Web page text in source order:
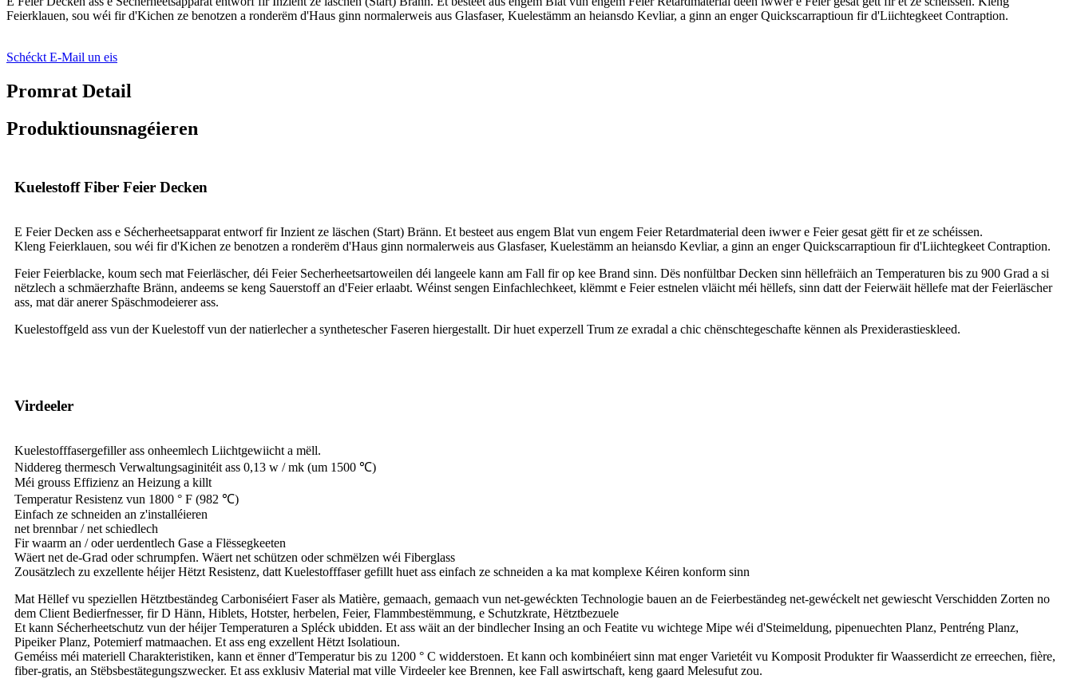
Feierklauen, sou wéi fir d'Kichen ze benotzen a ronderëm d'Haus ginn normalerweis aus Glasfaser, Kuelestämm an heiansdo Kevliar, a ginn an enger Quickscarraptioun fir d'Liichtegkeet Contraption.
Schéckt E-Mail un eis
Promrat Detail
Produktiounsnagéieren
Kuelestoff Fiber Feier Decken
E Feier Decken ass e Sécherheetsapparat entworf fir Inzient ze läschen (Start) Bränn. Et besteet aus engem Blat vun engem Feier Retardmaterial deen iwwer e Feier gesat gëtt fir et ze schéissen.
Kleng Feierklauen, sou wéi fir d'Kichen ze benotzen a ronderëm d'Haus ginn normalerweis aus Glasfaser, Kuelestämm an heiansdo Kevliar, a ginn an enger Quickscarraptioun fir d'Liichtegkeet Contraption.
Feier Feierblacke, koum sech mat Feierläscher, déi Feier Secherheetsartoweilen déi langeele kann am Fall fir op kee Brand sinn. Dës nonfültbar Decken sinn hëllefräich an Temperaturen bis zu 900 Grad a si
nëtzlech a schmäerzhafte Bränn, andeems se keng Sauerstoff an d'Feier erlaabt. Wéinst sengen Einfachlechkeet, klëmmt e Feier estnelen vläicht méi hëllefs, sinn datt der Feierwäit hëllefe mat der Feierläscher
ass, mat där anerer Späschmodeierer ass.
Kuelestoffgeld ass vun der Kuelestoff vun der natierlecher a synthetescher Faseren hiergestallt. Dir huet experzell Trum ze exradal a chic chënschtegeschafte kënnen als Prexiderastieskleed.
Virdeeler
Kuelestofffasergefiller ass onheemlech Liichtgewiicht a mëll.
Niddereg thermesch Verwaltungsaginitéit ass 0,13 w / mk (um 1500 ℃)
Méi grouss Effizienz an Heizung a killt
Temperatur Resistenz vun 1800 ° F (982 ℃)
Einfach ze schneiden an z'installéieren
net brennbar / net schiedlech
Fir waarm an / oder uerdentlech Gase a Flëssegkeeten
Wäert net de-Grad oder schrumpfen. Wäert net schützen oder schmëlzen wéi Fiberglass
Zousätzlech zu exzellente héijer Hëtzt Resistenz, datt Kuelestofffaser gefillt huet ass einfach ze schneiden a ka mat komplexe Kéiren konform sinn
Mat Hëllef vu speziellen Hëtztbeständeg Carboniséiert Faser als Matière, gemaach, gemaach vun net-gewéckten Technologie bauen an de Feierbeständeg net-gewéckelt net gewiescht Verschidden Zorten no
dem Client Bedierfnesser, fir D Hänn, Hiblets, Hotster, herbelen, Feier, Flammbestëmmung, e Schutzkrate, Hëtztbezuele
Et kann Sécherheetschutz vun der héijer Temperaturen a Spléck ubidden. Et ass wäit an der bindlecher Insing an och Featite vu wichtege Mipe wéi d'Steimeldung, pipenuechten Planz, Pentréng Planz,
Pipeiker Planz, Potemierf matmaachen. Et ass eng exzellent Hëtzt Isolatioun.
Geméiss méi materiell Charakteristiken, kann et ënner d'Temperatur bis zu 1200 ° C widderstoen. Et kann och kombinéiert sinn mat enger Varietéit vu Komposit Produkter fir Waasserdicht ze erreechen, fière,
fiber-gratis, an Stëbsbestätegungszwecker. Et ass exklusiv Material mat ville Virdeeler kee Brennen, kee Fall aswirtschaft, keng gaard Melesufut zou.